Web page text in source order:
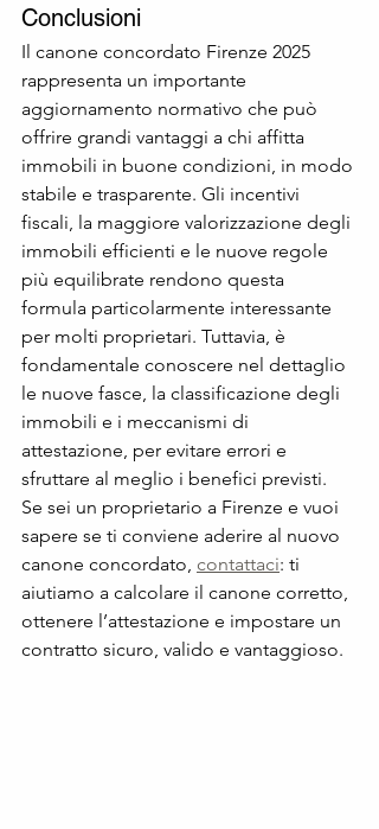
Conclusioni
Il canone concordato Firenze 2025
rappresenta un importante
aggiornamento normativo che può
offrire grandi vantaggi a chi affitta
immobili in buone condizioni, in modo
stabile e trasparente. Gli incentivi
fiscali, la maggiore valorizzazione degli
immobili efficienti e le nuove regole
più equilibrate rendono questa
formula particolarmente interessante
per molti proprietari. Tuttavia, è
fondamentale conoscere nel dettaglio
le nuove fasce, la classificazione degli
immobili e i meccanismi di
attestazione, per evitare errori e
sfruttare al meglio i benefici previsti.
Se sei un proprietario a Firenze e vuoi
sapere se ti conviene aderire al nuovo
canone concordato, contattaci: ti
aiutiamo a calcolare il canone corretto,
ottenere l’attestazione e impostare un
contratto sicuro, valido e vantaggioso.